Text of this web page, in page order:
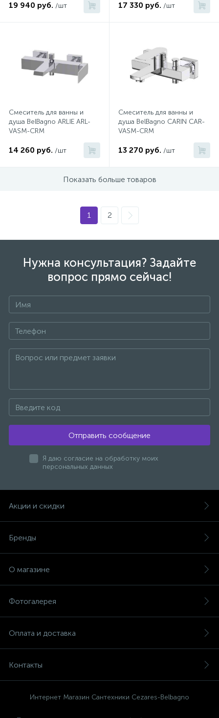
19 940 руб. /шт 17 330 руб. /шт
Смеситель для ванны и
душа BelBagno ARLIE ARL-
VASM-CRM
14 260 руб. /шт
Смеситель для ванны и
душа BelBagno CARIN CAR-
VASM-CRM
13 270 руб. /шт
Показать больше товаров
1 2
Нужна консультация? Задайте
вопрос прямо сейчас!
Отправить сообщение
Я даю согласие на обработку моих
персональных данных
Акции и скидки
Бренды
О магазине
Фотогалерея
Оплата и доставка
Контакты
Интернет Магазин Сантехники Cezares-Belbagno